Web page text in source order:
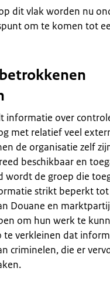
dit vlak worden nu
om te komen tot
informatie over
met relatief veel
de organisatie zelf
beschikbaar en
wordt de groep die
strikt beperkt tot
Douane en
om hun werk te
te verkleinen dat
criminelen, die er